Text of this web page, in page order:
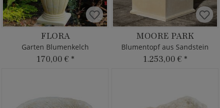
FLORA
Garten Blumenkelch
170,00 € *
MOORE PARK
Blumentopf aus Sandstein
1.253,00 € *